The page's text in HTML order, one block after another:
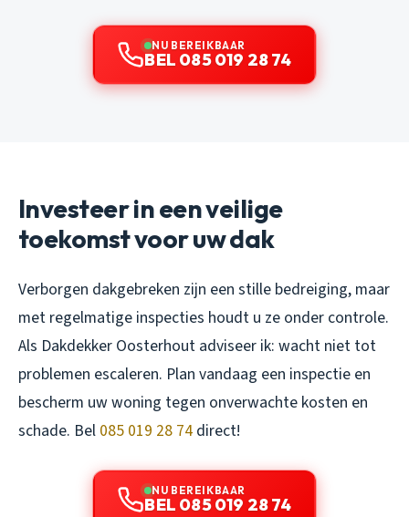
NU BEREIKBAAR
BEL 085 019 28 74
Investeer in een veilige
toekomst voor uw dak
Verborgen dakgebreken zijn een stille bedreiging, maar
met regelmatige inspecties houdt u ze onder controle.
Als Dakdekker Oosterhout adviseer ik: wacht niet tot
problemen escaleren. Plan vandaag een inspectie en
bescherm uw woning tegen onverwachte kosten en
schade. Bel 085 019 28 74 direct!
NU BEREIKBAAR
BEL 085 019 28 74